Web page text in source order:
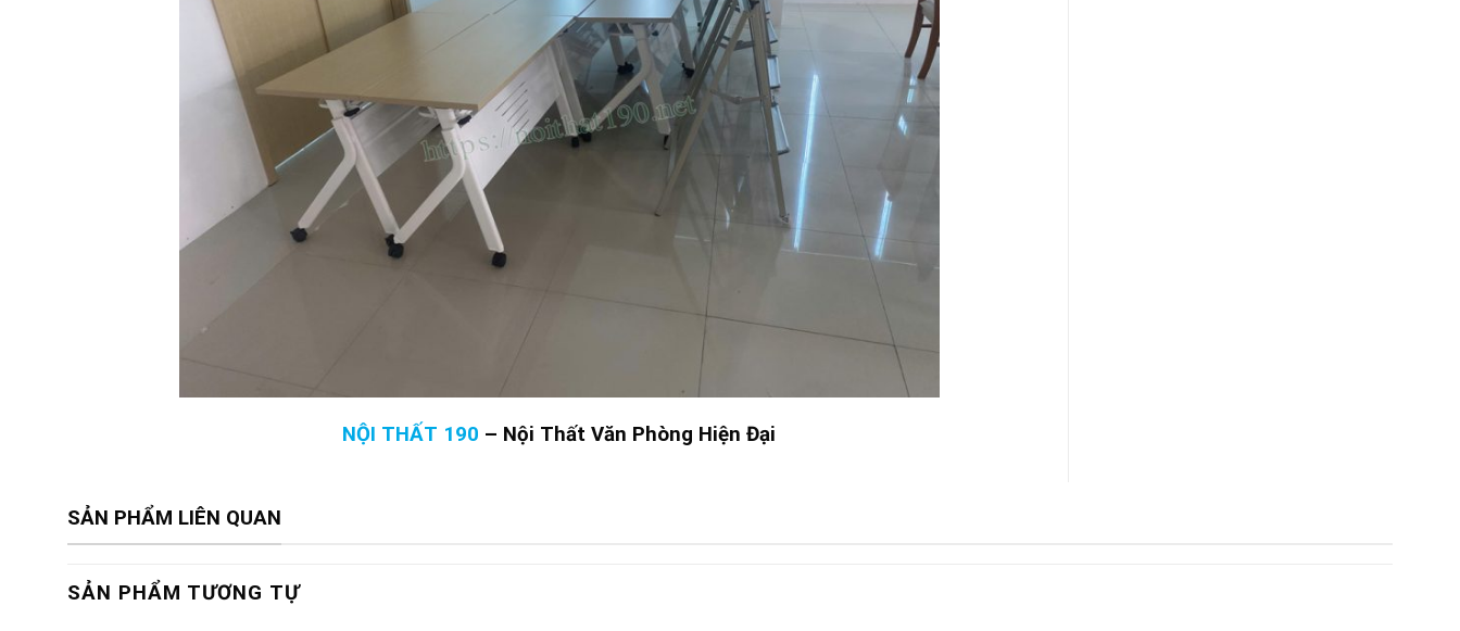
NỘI THẤT 190 – Nội Thất Văn Phòng Hiện Đại
SẢN PHẨM LIÊN QUAN
SẢN PHẨM TƯƠNG TỰ